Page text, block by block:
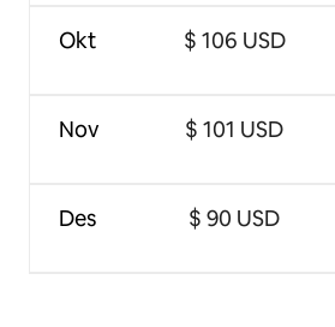
Okt
Nov
Des
$ 106 USD
$ 101 USD
$ 90 USD